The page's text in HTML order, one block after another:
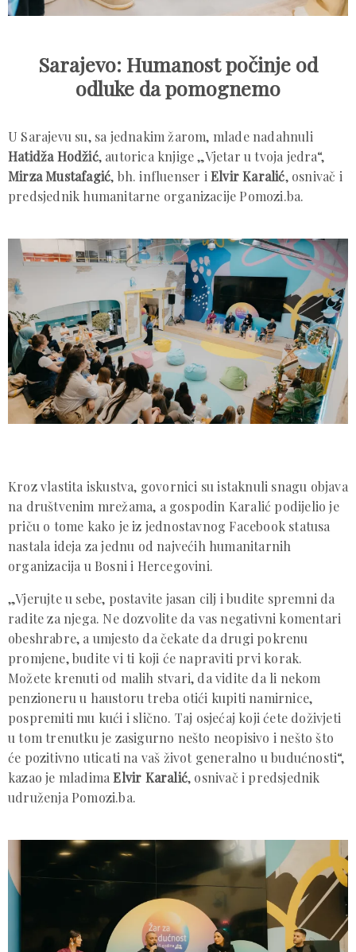
Sarajevo: Humanost počinje od
odluke da pomognemo
U Sarajevu su, sa jednakim žarom, mlade nadahnuli
Hatidža Hodžić, autorica knjige „Vjetar u tvoja jedra“,
Mirza Mustafagić, bh. influenser i Elvir Karalić, osnivač i
predsjednik humanitarne organizacije Pomozi.ba.
Kroz vlastita iskustva, govornici su istaknuli snagu objava
na društvenim mrežama, a gospodin Karalić podijelio je
priču o tome kako je iz jednostavnog Facebook statusa
nastala ideja za jednu od najvećih humanitarnih
organizacija u Bosni i Hercegovini.
„Vjerujte u sebe, postavite jasan cilj i budite spremni da
radite za njega. Ne dozvolite da vas negativni komentari
obeshrabre, a umjesto da čekate da drugi pokrenu
promjene, budite vi ti koji će napraviti prvi korak.
Možete krenuti od malih stvari, da vidite da li nekom
penzioneru u haustoru treba otići kupiti namirnice,
pospremiti mu kući i slično. Taj osjećaj koji ćete doživjeti
u tom trenutku je zasigurno nešto neopisivo i nešto što
će pozitivno uticati na vaš život generalno u budućnosti“,
kazao je mladimaElvir Karalić, osnivač i predsjednik
udruženja Pomozi.ba.